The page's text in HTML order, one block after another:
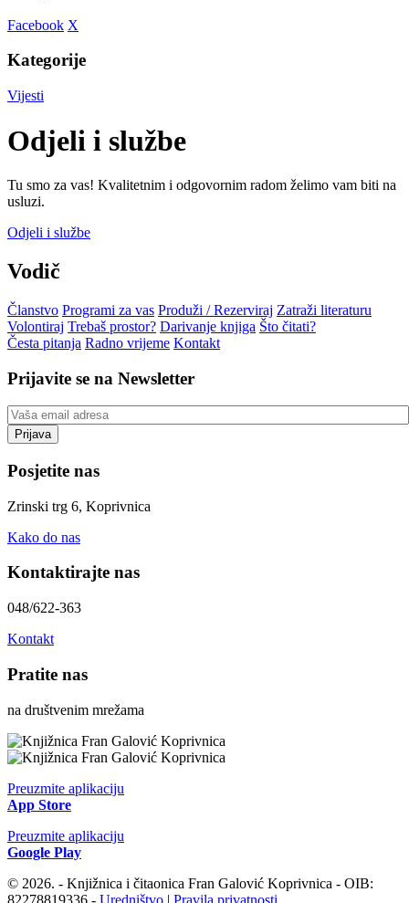
Facebook X
Kategorije
Vijesti
Odjeli i službe
Tu smo za vas! Kvalitetnim i odgovornim radom želimo vam biti na
usluzi.
Odjeli i službe
Vodič
Članstvo Programi za vas Produži / Rezerviraj Zatraži literaturu
Volontiraj Trebaš prostor? Darivanje knjiga Što čitati?
Česta pitanja Radno vrijeme Kontakt
Prijavite se na Newsletter
Posjetite nas
Zrinski trg 6, Koprivnica
Kako do nas
Kontaktirajte nas
048/622-363
Kontakt
Pratite nas
na društvenim mrežama
Preuzmite aplikaciju
App Store
Preuzmite aplikaciju
Google Play
© 2026. - Knjižnica i čitaonica Fran Galović Koprivnica - OIB:
82278819336 - Uredništvo | Pravila privatnosti